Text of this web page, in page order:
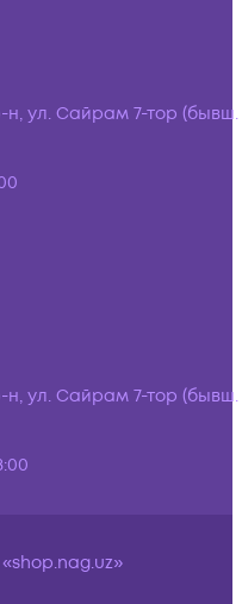
н, ул. Сайрам 7-тор (бывш.
н, ул. Сайрам 7-тор (бывш.